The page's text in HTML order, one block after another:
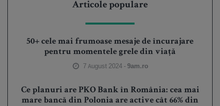
Articole populare
50+ cele mai frumoase mesaje de încurajare
pentru momentele grele din viață
7 August 2024 -9am.ro
Ce planuri are PKO Bank în România: cea mai
mare bancă din Polonia are active cât 66% din